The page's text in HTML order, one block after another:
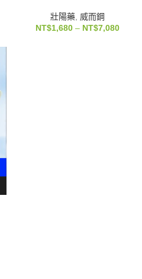
壯陽藥, 威而鋼
NT$1,680 – NT$7,080